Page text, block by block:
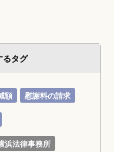
るタグ
額 慰謝料の請求
浜法律事務所